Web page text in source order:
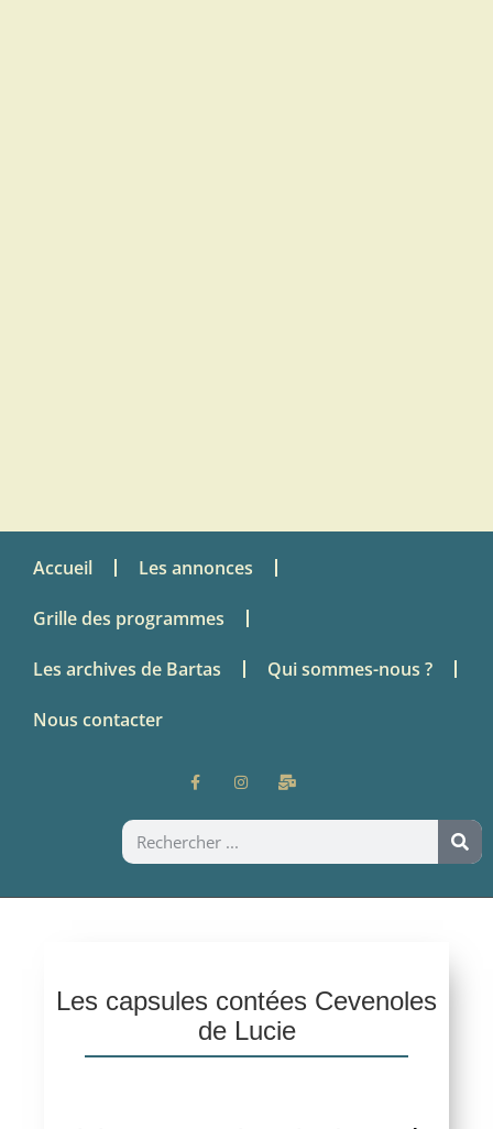
Accueil Les annonces
Grille des programmes
Les archives de Bartas Qui sommes-nous ?
Nous contacter
Les capsules contées Cevenoles
de Lucie